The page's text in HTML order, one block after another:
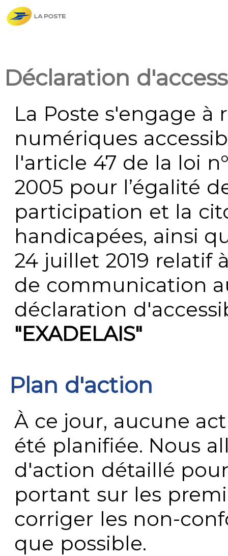
Déclaration
La Poste s'engage à
numériques
l'article 47 de la loi
2005 pour l’égalité
participation et la
handicapées, ainsi
24 juillet 2019 relatif
de communication
déclaration
"EXADELAIS"
Plan d'action
À ce jour, aucune
été planifiée. Nous
d'action détaillé
portant sur les
corriger les non-
que possible.